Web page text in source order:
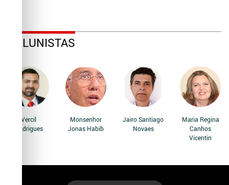
COLUNISTAS
Vercil
Rodrigues
Monsenhor
Jonas Habib
Jairo Santiago
Novaes
Maria Regina
Canhos
Vicentin